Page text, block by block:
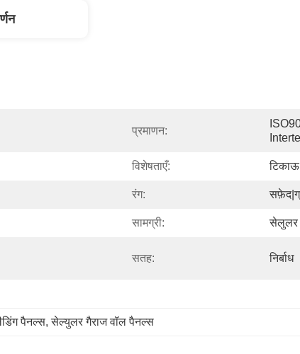
प्रमाणन:
विशेषताएँ: टिकाऊ
रंग:
सामग्री: सेलुलर
सतह: निर्बाध
पैनल्स, सेल्युलर गैराज वॉल पैनल्स